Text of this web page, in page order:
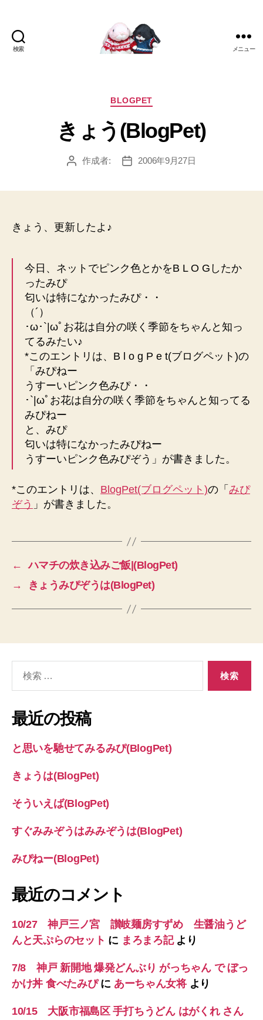
検索
ぴ
う
Blog
メニュー
カ
ゴ
リ
BLOGPET
きょう(BlogPet)
投
作成者:
投
2006年9月27日
きょう、更新したよ♪
今日、ネットでピンク色とかをB L O Gしたか
ったみぴ
匂いは特になかったみぴ・・
（´）
･ω･`|ωﾟお花は自分の咲く季節をちゃんと知っ
てるみたい♪
*このエントリは、B l o g P e t(ブログペット)の
「みぴねー
うすーいピンク色みぴ・・
･`|ωﾟお花は自分の咲く季節をちゃんと知ってる
みぴねー
と、みぴ
匂いは特になかったみぴねー
うすーいピンク色みぴぞう」が書きました。
*このエントリは、 BlogPet(ブログペット)の「 みぴ
ぞう 」が書きました。
←
ハマチの炊き込みご飯|(BlogPet)
→
きょうみぴぞうは(BlogPet)
象:
最近の投稿
と思いを馳せてみるみぴ(BlogPet)
きょうは(BlogPet)
そういえば(BlogPet)
すぐみみぞうはみみぞうは(BlogPet)
みぴねー(BlogPet)
最近のコメント
10/27 神戸三ノ宮 讃岐麺房すずめ 生醤油うど
んと天ぷらのセット に まろまろ記より
7/8 神戸 新開地 爆発どんぶり がっちゃん で ぼっ
かけ丼 食べたみぴに あーちゃん女将より
10/15 大阪市福島区 手打ちうどん はがくれ さん